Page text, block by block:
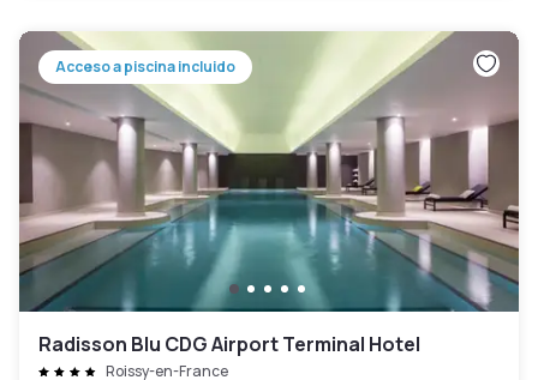
Acceso a piscina incluido
Radisson Blu CDG Airport Terminal Hotel
Roissy-en-France